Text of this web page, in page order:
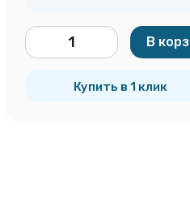
В
Купить в 1 клик